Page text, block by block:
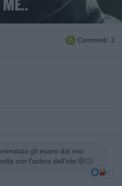
 Commenti: 2
gli esami dal mio
con l'astina dell'olio 🤭🙄
2